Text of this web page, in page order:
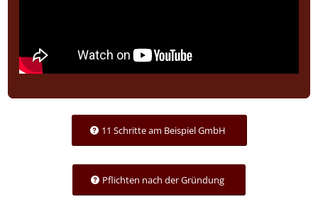
11 Schritte am Beispiel GmbH
Pflichten nach der Gründung